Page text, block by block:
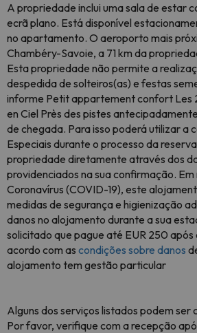
A propriedade inclui uma sala de estar
ecrã plano. Está disponível
no apartamento. O aeroporto mais
Chambéry-Savoie, a 71 km da
Esta propriedade não permite a
despedida de solteiros(as) e festas
informe Petit appartement confort Les
en Ciel Près des pistes
de chegada. Para isso poderá utilizar a
Especiais durante o processo da
propriedade diretamente através dos
providenciados na sua confirmação.
Coronavírus (COVID-19), este
medidas de segurança e higienização
danos no alojamento durante a sua
solicitado que pague até EUR 250 após
acordo com as condições sobre danos
alojamento tem gestão particular
Alguns dos serviços listados podem ser
Por favor, verifique com a recepção